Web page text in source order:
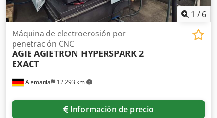
1 / 6
Alemania 12.293 km
Máquina de electroerosión por
penetración CNC
AGIE AGIETRON HYPERSPARK 2
EXACT
Información de precio